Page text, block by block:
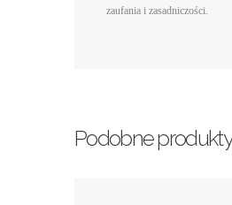
zaufania i zasadniczości.
Podobne produkty